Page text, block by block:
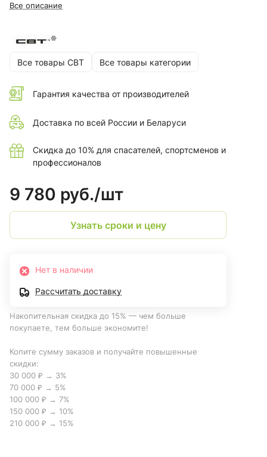
Все описание
Все товары СВТ Все товары категории
Гарантия качества от производителей
Доставка по всей России и Беларуси
Скидка до 10% для спасателей, спортсменов и
профессионалов
9 780 руб./шт
Узнать сроки и цену
Нет в наличии
Рассчитать доставку
Накопительная скидка до 15% — чем больше
покупаете, тем больше экономите!
Копите сумму заказов и получайте повышенные
скидки:
30 000 ₽ → 3%
70 000 ₽ → 5%
100 000 ₽ → 7%
150 000 ₽ → 10%
210 000 ₽ → 15%